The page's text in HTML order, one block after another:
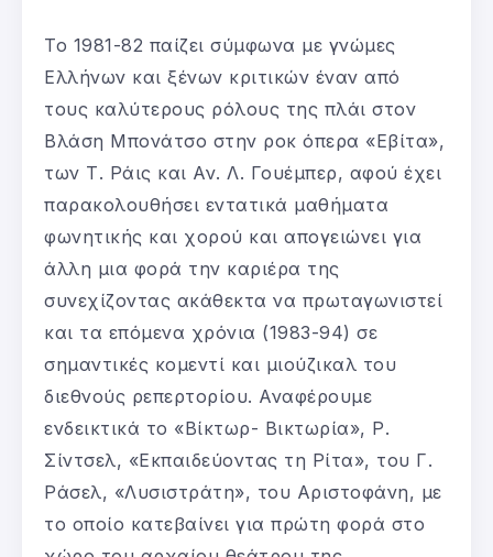
Το 1981-82 παίζει σύμφωνα με γνώμες
Ελλήνων και ξένων κριτικών έναν από
τους καλύτερους ρόλους της πλάι στον
Βλάση Μπονάτσο στην ροκ όπερα «Εβίτα»,
των Τ. Ράις και Αν. Λ. Γουέμπερ, αφού έχει
παρακολουθήσει εντατικά μαθήματα
φωνητικής και χορού και απογειώνει για
άλλη μια φορά την καριέρα της
συνεχίζοντας ακάθεκτα να πρωταγωνιστεί
και τα επόμενα χρόνια (1983-94) σε
σημαντικές κομεντί και μιούζικαλ του
διεθνούς ρεπερτορίου. Αναφέρουμε
ενδεικτικά το «Βίκτωρ- Βικτωρία», Ρ.
Σίντσελ, «Εκπαιδεύοντας τη Ρίτα», του Γ.
Ράσελ, «Λυσιστράτη», του Αριστοφάνη, με
το οποίο κατεβαίνει για πρώτη φορά στο